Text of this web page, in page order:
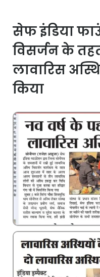
सेफ इंडिया
विसर्जन के
लावारिस
किया